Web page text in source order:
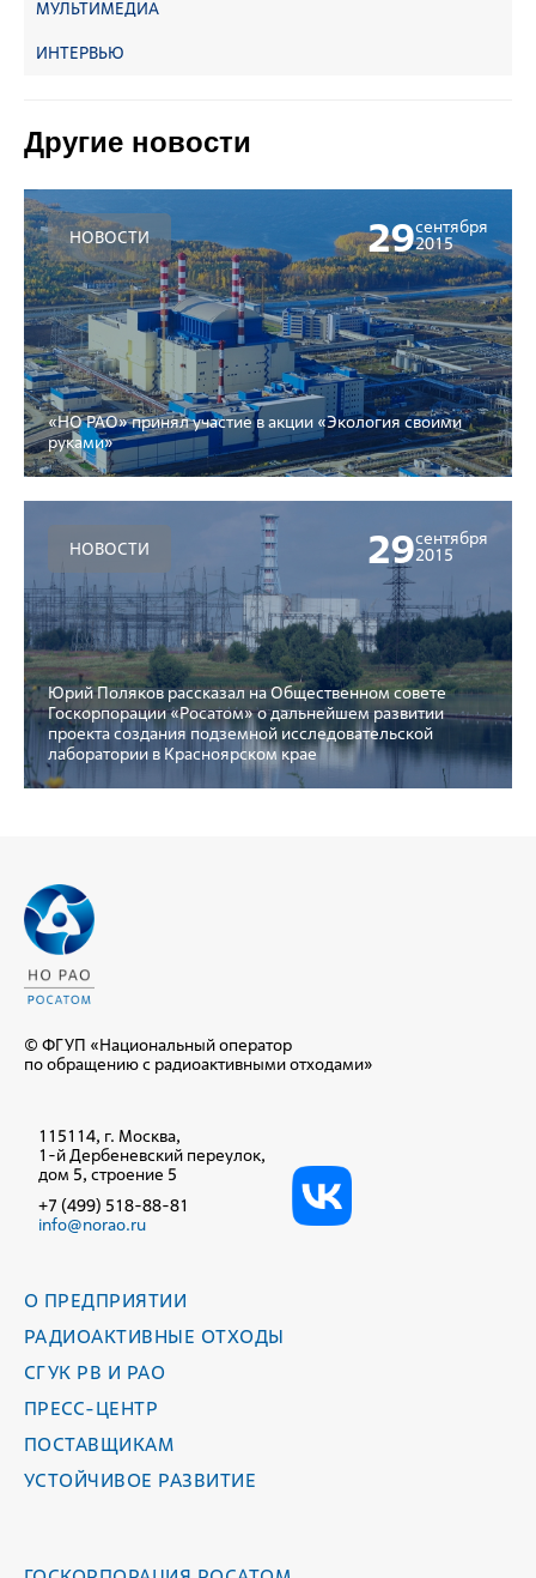
МУЛЬТИМЕДИА
ИНТЕРВЬЮ
Другие новости
НОВОСТИ 29сентября
2015
«НО РАО» принял участие в акции «Экология своими
руками»
НОВОСТИ 29сентября
2015
Юрий Поляков рассказал на Общественном совете
Госкорпорации «Росатом» о дальнейшем развитии
проекта создания подземной исследовательской
лаборатории в Красноярском крае
© ФГУП «Национальный оператор
по обращению с радиоактивными отходами»
115114, г. Москва,
1-й Дербеневский переулок,
дом 5, строение 5
+7 (499) 518-88-81
info@norao.ru
О ПРЕДПРИЯТИИ
РАДИОАКТИВНЫЕ ОТХОДЫ
СГУК РВ И РАО
ПРЕСС-ЦЕНТР
ПОСТАВЩИКАМ
УСТОЙЧИВОЕ РАЗВИТИЕ